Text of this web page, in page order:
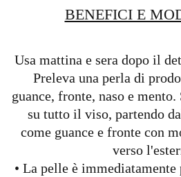
BENEFICI E
Usa mattina e sera dopo il
Preleva una perla di
guance, fronte, naso e
su tutto il viso, partendo
come guance e fronte con
verso
• La pelle è